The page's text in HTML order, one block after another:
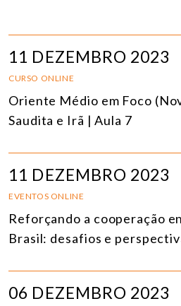
11 DEZEMBRO 2023
CURSO ONLINE
Oriente Médio em Foco
Saudita e Irã | Aula 7
11 DEZEMBRO 2023
EVENTOS ONLINE
Reforçando a cooperação
Brasil: desafios e
06 DEZEMBRO 2023